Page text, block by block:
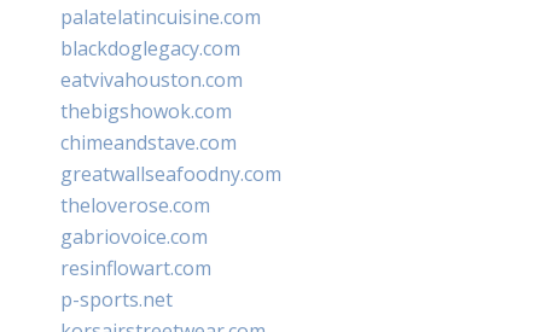
palatelatincuisine.com
blackdoglegacy.com
eatvivahouston.com
thebigshowok.com
chimeandstave.com
greatwallseafoodny.com
theloverose.com
gabriovoice.com
resinflowart.com
p-sports.net